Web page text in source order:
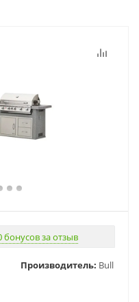
за отзыв
Производитель: Bull